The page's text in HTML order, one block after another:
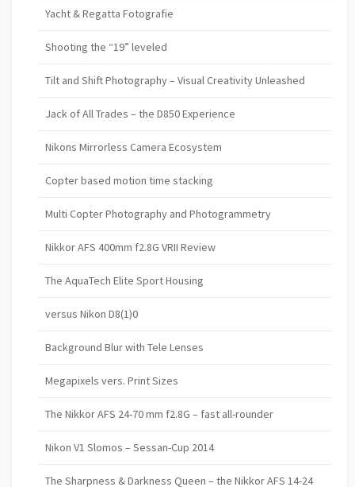
Yacht & Regatta Fotografie
Shooting the “19” leveled
Tilt and Shift Photography – Visual Creativity Unleashed
Jack of All Trades – the D850 Experience
Nikons Mirrorless Camera Ecosystem
Copter based motion time stacking
Multi Copter Photography and Photogrammetry
Nikkor AFS 400mm f2.8G VRII Review
The AquaTech Elite Sport Housing
versus Nikon D8(1)0
Background Blur with Tele Lenses
Megapixels vers. Print Sizes
The Nikkor AFS 24-70 mm f2.8G – fast all-rounder
Nikon V1 Slomos – Sessan-Cup 2014
The Sharpness & Darkness Queen – the Nikkor AFS 14-24